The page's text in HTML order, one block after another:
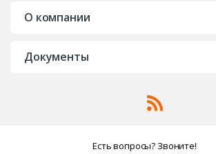
О компании
Документы
Есть вопросы? Звоните!